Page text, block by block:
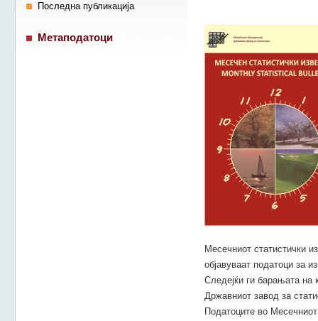
Месечниот статистички
објавуваат податоци за
Следејќи ги барањата на
Државниот завод за
Податоците во
Последна публикација
Метаподатоци